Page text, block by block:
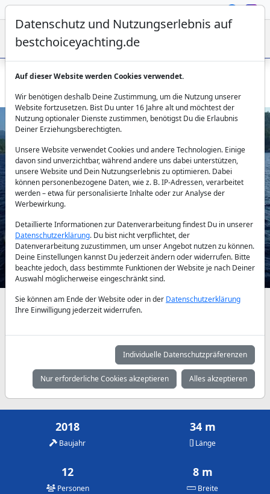
Gulet Şadiye Hanım - 34m 6 Kabinen Charter ab Marmaris
Previous Next
Verfügbarkeiten und Tagespreise nach Absprache
Mai Juni
2.575 €
Juli
2.850 €
August
2.950 €
September
2.575 €
Oktober
2.400 €
2018
Baujahr
34 m
Länge
12
Personen
8 m
Breite
Datenschutz und Nutzungserlebnis auf
bestchoiceyachting.de
Auf dieser Website werden Cookies verwendet.
Wir benötigen deshalb Deine Zustimmung, um die Nutzung unserer
Website fortzusetzen. Bist Du unter 16 Jahre alt und möchtest der
Nutzung optionaler Dienste zustimmen, benötigst Du die Erlaubnis
Deiner Erziehungsberechtigten.
Unsere Website verwendet Cookies und andere Technologien. Einige
davon sind unverzichtbar, während andere uns dabei unterstützen,
unsere Website und Dein Nutzungserlebnis zu optimieren. Dabei
können personenbezogene Daten, wie z. B. IP-Adressen, verarbeitet
werden – etwa für personalisierte Inhalte oder zur Analyse der
Werbewirkung.
Detaillierte Informationen zur Datenverarbeitung findest Du in unserer
Datenschutzerklärung. Du bist nicht verpflichtet, der
Datenverarbeitung zuzustimmen, um unser Angebot nutzen zu können.
Deine Einstellungen kannst Du jederzeit ändern oder widerrufen. Bitte
beachte jedoch, dass bestimmte Funktionen der Website je nach Deiner
Auswahl möglicherweise eingeschränkt sind.
Sie können am Ende der Website oder in der Datenschutzerklärung
Ihre Einwilligung jederzeit widerrufen.
Individuelle Datenschutzpräferenzen
Nur erforderliche Cookies akzeptieren Alles akzeptieren